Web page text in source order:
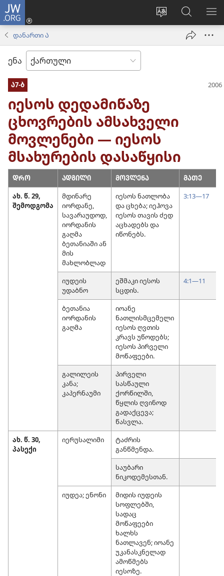
JW.ORG
ვებსაიტის
შეცვლა
შესვლა
(გაიხსნება
ფანჯარა)
ძებნა
JW.ORG
დანართი Ა
ენა
Ა7-Ბ
იესოს დედამიწაზე
ცხოვრების ამსახველი
მოვლენები — იესოს
მსახურების დასაწყისი
ᲓᲠᲝ ᲐᲓᲒᲘᲚᲘ ᲛᲝᲕᲚᲔᲜᲐ ᲛᲐᲗᲔ
ახ. წ. 29,
შემოდგომა
მდინარე
იორდანე,
სავარაუდოდ,
იორდანის
გაღმა
ბეთანიაში ან
მის
მახლობლად
იესოს ნათლობა
და ცხება; იეჰოვა
იესოს თავის ძედ
აცხადებს და
იწონებს.
3:13—17
იუდეის
უდაბნო
ეშმაკი იესოს
სცდის.
4:1—11
ბეთანია
იორდანის
გაღმა
იოანე
ნათლისმცემელი
იესოს ღვთის
კრავს უწოდებს;
იესოს პირველი
მოწაფეები.
გალილეის
კანა;
კაპერნაუმი
პირველი
სასწაული
ქორწილში,
წყლის ღვინოდ
გადაქცევა;
წასვლა.
ახ. წ. 30,
პასექი
იერუსალიმი
ტაძრის
განწმენდა.
საუბარი
ნიკოდემესთან.
იუდეა; ენონი
მიდის იუდეის
სოფლებში,
სადაც
მოწაფეები
ხალხს
ნათლავენ; იოანე
უკანასკნელად
ამოწმებს
იესოზე.